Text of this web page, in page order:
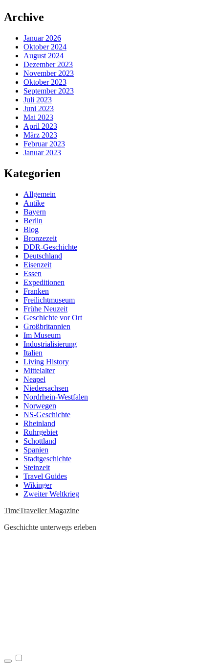
Zum
Inhalt
Archive
Januar 2026
Oktober 2024
August 2024
Dezember 2023
November 2023
Oktober 2023
September 2023
Juli 2023
Juni 2023
Mai 2023
April 2023
März 2023
Februar 2023
Januar 2023
Kategorien
Allgemein
Antike
Bayern
Berlin
Blog
Bronzezeit
DDR-Geschichte
Deutschland
Eisenzeit
Essen
Expeditionen
Franken
Freilichtmuseum
Frühe Neuzeit
Geschichte vor Ort
Großbritannien
Im Museum
Industrialisierung
Italien
Living History
Mittelalter
Neapel
Niedersachsen
Nordrhein-Westfalen
Norwegen
NS-Geschichte
Rheinland
Ruhrgebiet
Schottland
Spanien
Stadtgeschichte
Steinzeit
Travel Guides
Wikinger
Zweiter Weltkrieg
TimeTraveller Magazine
Geschichte unterwegs erleben